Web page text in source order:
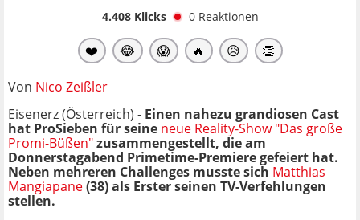
4.408Klicks 0 Reaktionen
❤️ 😂 😱 🔥 😥 👏
Von Nico Zeißler
Eisenerz (Österreich) - Einen nahezu grandiosen Cast
hat ProSieben für seine neue Reality-Show "Das große
Promi-Büßen"zusammengestellt, die am
Donnerstagabend Primetime-Premiere gefeiert hat.
Neben mehreren Challenges musste sich Matthias
Mangiapane(38) als Erster seinen TV-Verfehlungen
stellen.